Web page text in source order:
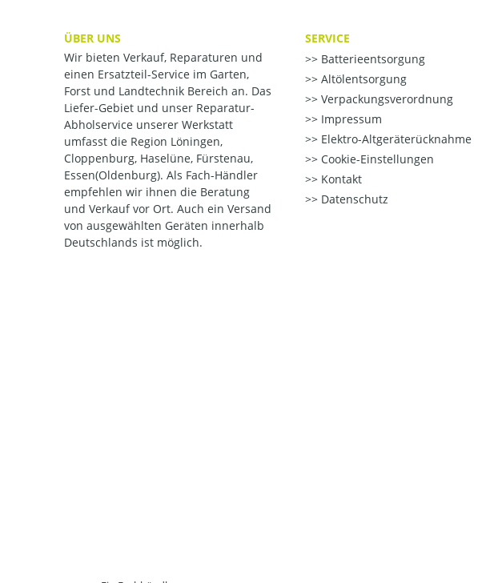
ÜBER UNS
Wir bieten Verkauf, Reparaturen und
einen Ersatzteil-Service im Garten,
Forst und Landtechnik Bereich an. Das
Liefer-Gebiet und unser Reparatur-
Abholservice unserer Werkstatt
umfasst die Region Löningen,
Cloppenburg, Haselüne, Fürstenau,
Essen(Oldenburg). Als Fach-Händler
empfehlen wir ihnen die Beratung
und Verkauf vor Ort. Auch ein Versand
von ausgewählten Geräten innerhalb
Deutschlands ist möglich.
SERVICE
Batterieentsorgung
Altölentsorgung
Verpackungsverordnung
Impressum
Elektro-Altgeräterücknahme
Cookie-Einstellungen
Kontakt
Datenschutz